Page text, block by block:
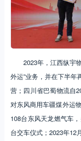
2023年，江西纵宇
外运”业务，并在下半
营；四川省巴蜀物流自
对东风商用车疆煤外运
108台东风天龙燃气车
台交车仪式；2023年12